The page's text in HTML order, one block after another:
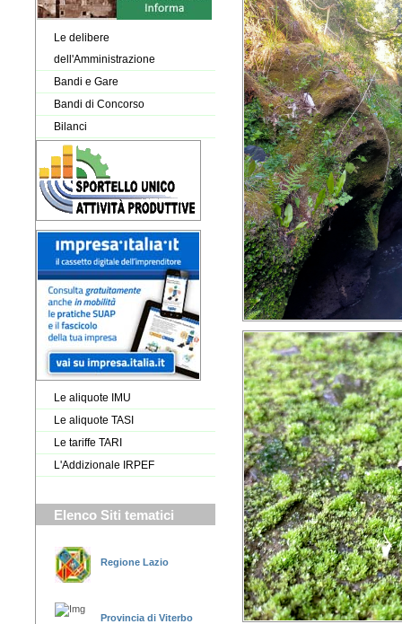
Le delibere
dell'Amministrazione
Bandi e Gare
Bandi di Concorso
Bilanci
Le aliquote IMU
Le aliquote TASI
Le tariffe TARI
L'Addizionale IRPEF
Elenco Siti tematici
Regione Lazio
Provincia di Viterbo